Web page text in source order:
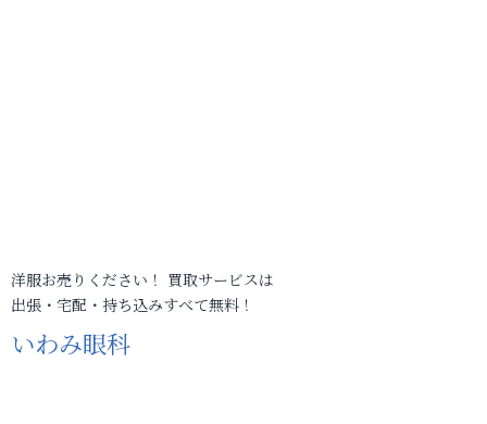
洋服お売りください！ 買取サービスは
出張・宅配・持ち込みすべて無料！
いわみ眼科